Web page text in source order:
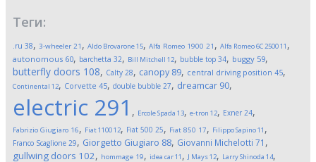
Теги:
.ru 38, 3-wheeler 21 , Aldo Brovarone15, Alfa Romeo 1900 21 , Alfa Romeo 6C 250011 ,
autonomous 60, barchetta 32, Bill Mitchell 12, bubble top 34, buggy 59,
butterfly doors 108, Calty 28, canopy 89, central driving position 45,
Continental 12, Corvette 45, double bubble 27, dreamcar 90,
electric 291 , Ercole Spada 13, e-tron 12, Exner 24,
Fabrizio Giugiaro 16, Fiat 110012, Fiat 500 25, Fiat 850 17, Filippo Sapino11 ,
Franco Scaglione 29, Giorgetto Giugiaro 88, Giovanni Michelotti 71 ,
gullwing doors 102, hommage 19, idea car11 , J Mays12, Larry Shinoda 14,